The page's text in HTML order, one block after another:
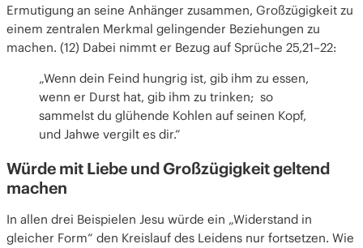
Ermutigung an seine Anhänger zusammen, Großzügigkeit zu
einem zentralen Merkmal gelingender Beziehungen zu
machen. (12) Dabei nimmt er Bezug auf Sprüche 25,21–22:
„Wenn dein Feind hungrig ist, gib ihm zu essen,
wenn er Durst hat, gib ihm zu trinken; so
sammelst du glühende Kohlen auf seinen Kopf,
und Jahwe vergilt es dir.“
Würde mit Liebe und Großzügigkeit geltend
machen
In allen drei Beispielen Jesu würde ein „Widerstand in
gleicher Form“ den Kreislauf des Leidens nur fortsetzen. Wie